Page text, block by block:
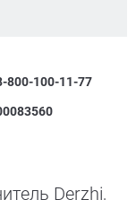
800-100-11-77
Derzhi,